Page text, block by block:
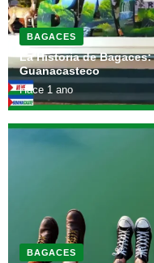
BAGACES
La Historia de
Guanacasteco
Hace 1 ano
BAGACES